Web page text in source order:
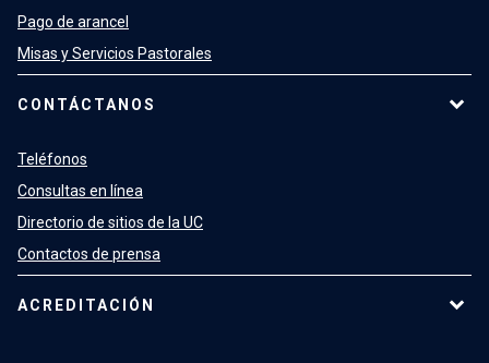
Pago de arancel
Misas y Servicios Pastorales
CONTÁCTANOS
Teléfonos
Consultas en línea
Directorio de sitios de la UC
Contactos de prensa
ACREDITACIÓN